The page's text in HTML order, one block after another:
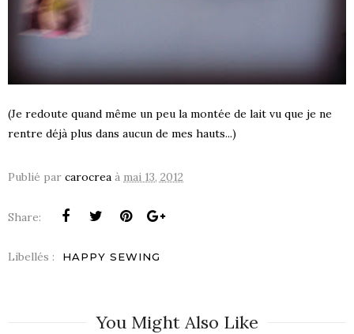
(Je redoute quand même un peu la montée de lait vu que je ne
rentre déjà plus dans aucun de mes hauts...)
Publié par carocrea à mai 13, 2012
Share:
Libellés : HAPPY SEWING
You Might Also Like